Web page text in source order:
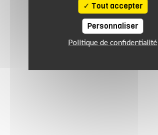
Tout accepter
Personnaliser
Politique de confidentialité